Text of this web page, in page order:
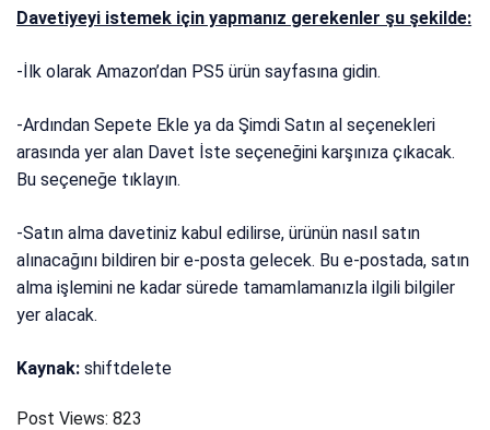
Davetiyeyi istemek için yapmanız gerekenler şu şekilde:
-İlk olarak Amazon’dan PS5 ürün sayfasına gidin.
-Ardından Sepete Ekle ya da Şimdi Satın al seçenekleri
arasında yer alan Davet İste seçeneğini karşınıza çıkacak.
Bu seçeneğe tıklayın.
-Satın alma davetiniz kabul edilirse, ürünün nasıl satın
alınacağını bildiren bir e-posta gelecek. Bu e-postada, satın
alma işlemini ne kadar sürede tamamlamanızla ilgili bilgiler
yer alacak.
Kaynak: shiftdelete
Post Views: 823